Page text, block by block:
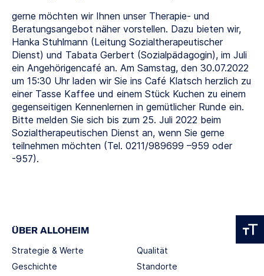
gerne möchten wir Ihnen unser Therapie- und
Beratungsangebot näher vorstellen. Dazu bieten wir,
Hanka Stuhlmann (Leitung Sozialtherapeutischer
Dienst) und Tabata Gerbert (Sozialpädagogin), im Juli
ein Angehörigencafé an. Am Samstag, den 30.07.2022
um 15:30 Uhr laden wir Sie ins Café Klatsch herzlich zu
einer Tasse Kaffee und einem Stück Kuchen zu einem
gegenseitigen Kennenlernen in gemütlicher Runde ein.
Bitte melden Sie sich bis zum 25. Juli 2022 beim
Sozialtherapeutischen Dienst an, wenn Sie gerne
teilnehmen möchten (Tel. 0211/989699 –959 oder
-957).
ÜBER ALLOHEIM
Strategie & Werte
Geschichte
Qualität
Standorte